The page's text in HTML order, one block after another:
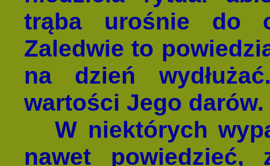
trąba urośnie do
Zaledwie to
na dzień
wartości Jego darów.
W niektórych
nawet powiedzieć,